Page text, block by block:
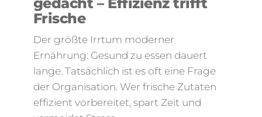
Frische
Der größte Irrtum moderner
Ernährung: Gesund zu essen dauert
lange. Tatsächlich ist es oft eine Frage
der Organisation. Wer frische Zutaten
effizient vorbereitet, spart Zeit und